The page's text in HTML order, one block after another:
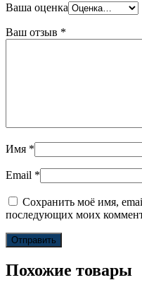
Ваша оценка
Ваш отзыв *
Имя *
Email *
Сохранить моё имя,
последующих моих
Похожие товары